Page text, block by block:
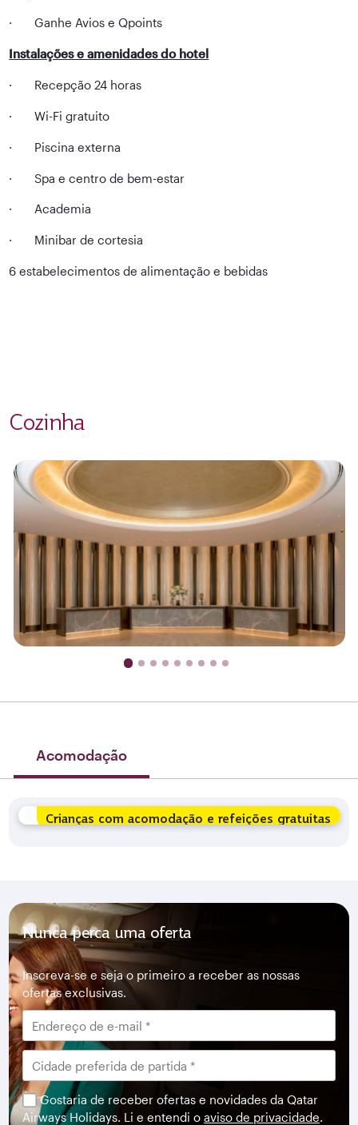
· Ganhe Avios e Qpoints
Instalações e amenidades do hotel
· Recepção 24 horas
· Wi-Fi gratuito
· Piscina externa
· Spa e centro de bem-estar
· Academia
· Minibar de cortesia
6 estabelecimentos de alimentação e bebidas
Cozinha
Acomodação
Crianças com acomodação e refeições gratuitas
Nunca perca uma oferta
Inscreva-se e seja o primeiro a receber as nossas
ofertas exclusivas.
Gostaria de receber ofertas e novidades da Qatar
Airways Holidays. Li e entendi oaviso de privacidade